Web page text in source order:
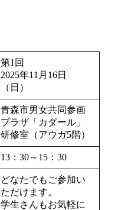
第1回
2025年11月16日
（日）
青森市男女共同参画
プラザ「カダール」
研修室（アウガ5階）
13：30～15：30
どなたでもご参加い
ただけます。
学生さんもお気軽に